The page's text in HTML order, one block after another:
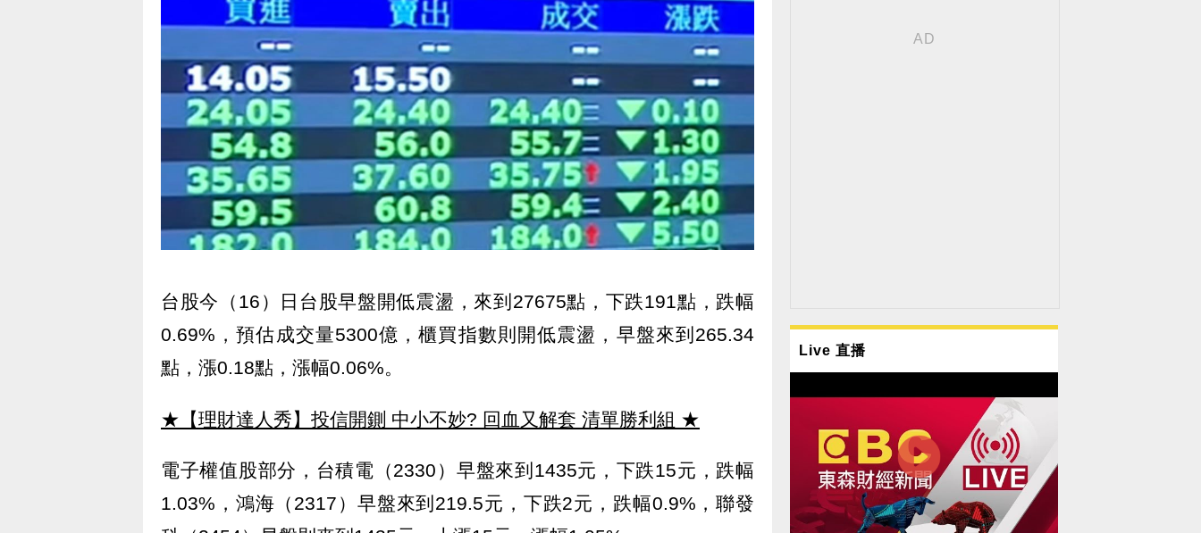
台股今（16）日台股早盤開低震盪，來到27675點，下跌191點，跌幅
0.69%，預估成交量5300億，櫃買指數則開低震盪，早盤來到265.34
點，漲0.18點，漲幅0.06%。
★【理財達人秀】投信開鍘 中小不妙? 回血又解套 清單勝利組 ★
電子權值股部分，台積電（2330）早盤來到1435元，下跌15元，跌幅
1.03%，鴻海（2317）早盤來到219.5元，下跌2元，跌幅0.9%，聯發
Live 直播